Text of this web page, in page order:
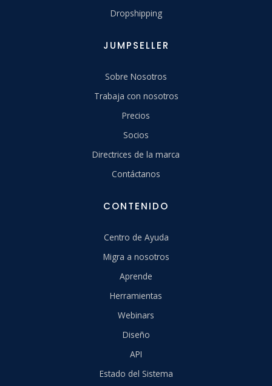
Dropshipping
JUMPSELLER
Sobre Nosotros
Trabaja con nosotros
Precios
Socios
Directrices de la marca
Contáctanos
CONTENIDO
Centro de Ayuda
Migra a nosotros
Aprende
Herramientas
Webinars
Diseño
API
Estado del Sistema